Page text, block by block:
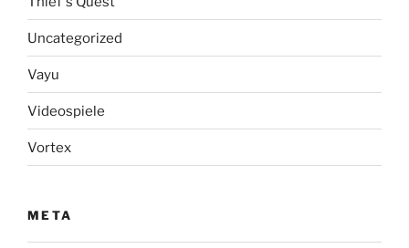
Uncategorized
Vayu
Videospiele
Vortex
META